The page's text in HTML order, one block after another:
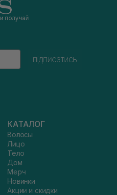
и получай
підписатись
КАТАЛОГ
Волосы
Лицо
Тело
Дом
Мерч
Новинки
Акции и скидки